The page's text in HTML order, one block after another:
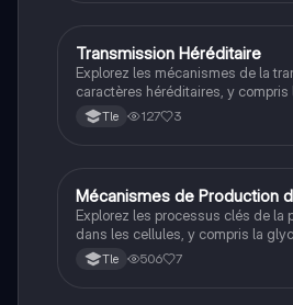
SVT
Transmission Héréditaire
Explorez les mécanismes de la
caractères héréditaires, y
génotype, phénotype,
les types d'hérédité
généalogiques pour analyser les
Type: résumé.
Tle 127 3
SVT
Mécanismes de Production
Explorez les processus clés de la
dans les cellules, y compris la
fermentation lactique, et la
résumé aborde le cycle de Krebs,
Tle 506 7